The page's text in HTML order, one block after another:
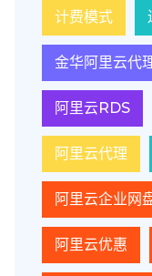
计费模式
金华阿里云代
阿里云RDS
阿里云代理
阿里云企业网
阿里云优惠